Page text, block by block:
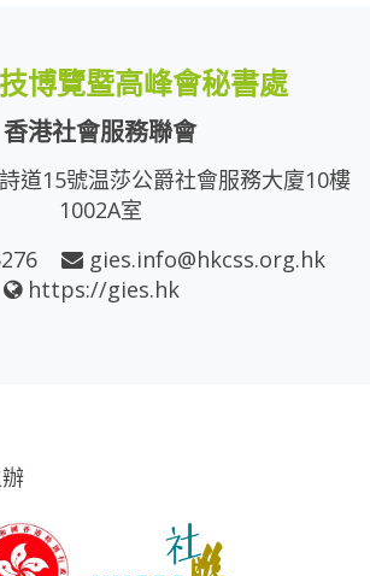
博覽暨高峰會秘書處
香港社會服務聯會
道15號温莎公爵社會服務大廈10樓
1002A室
gies.info@hkcss.org.hk
https://gies.hk